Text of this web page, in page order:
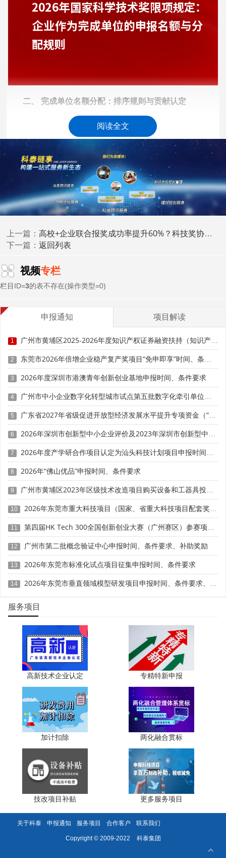
二、 完成单位名额分配：排序规则与贡献认定
政策内核：国家科学技术进步奖一等奖单项授奖组织不
超过10个，二等奖不超过7个，特等奖不超过30个。企业作
为完成单位申报时，需严格遵循"贡献大小排序"原则，确保
排名与实质贡献匹配。
专家评审焦点：
• 贡献认定标准：完成单位需在项目技术方案设计、关
键技术攻关、成果转化应用、产业化推广等环节提供实质性
技术、设备或人员支撑，单纯提供资金、场地或行政协调的
单位不得列为主要完成单位。
• 排序逻辑审查：专家将重点核查完成单位排序是否与
知识产权归属、技术合同签署、成果转化收益分配等客观证
据一致，"挂名排序""人情排序"将被降权处理。
• 跨单位协同验证：联合体申报需提供清晰的权利义务
划分协议、知识产权归属约定及成果转化收益分配方案，避
合规策略：
• 建立"贡献—排序—证据"映射台账，在申报书中逐项
说明各完成单位的具体贡献，并附具技术合同、专利证书、
验收报告等佐证材料。
• 对集团内部多主体参与项目，明确牵头单位与配合单
位的角色边界，避免"内部竞争、外部失分"。
• 提前与联合申报单位沟通排序规则，签署书面确认文
件，减少申报后期争议风险。
三、 提名限额管理：企业如何争取省级推荐名额?
政策内核：国家科学技术奖实行限额提名制度，提名单
位、提名专家资格条件和限额要求由科技部制定。广东省科
技厅作为省级提名单位，将在本地区、本行业范围内择优推
荐。
省级推荐规则(以广东省为例)：
权的科技行政部门、省实验室及具备资格的社会组织可不限
• 专家提名：在粤工作的两院院士、本省获国家科学技
术奖项目前三完成人之一、省突出贡献奖获得者等可联合提
名，3位不同单位专家可联合提名1项，每位专家每年仅能参
与1次提名。
• 公示前置：提名项目须在本单位或本地区范围内公示
不少于7日，无异议或异议妥善处理后，方可提交省级推
荐。
企业应对策略：
• 前置沟通：提前与属地科技主管部门对接，了解年度
推荐重点方向(如新质生产力、关键核心技术攻关、绿色低碳
等)，提升项目匹配度。
新实绩"主线编制提名书，突出成果对产业链升级、区域发
阅读全文
上一篇：高校+企业联合报奖成功率提升60%？科技奖协同申报的权责分配与材料要点
下一篇：返回列表
视频专栏
栏目ID=3的表不存在(操作类型=0)
申报通知 项目解读
1 广州市黄埔区2025-2026年度知识产权证券融资扶持（知识产权高质量发展30条）等5个政策兑现事项申报时间、条件要求、资助奖励
2 东莞市2026年倍增企业稳产复产奖项目“免申即享”时间、条件要求、资助奖励
3 2026年度深圳市港澳青年创新创业基地申报时间、条件要求
4 广州市中小企业数字化转型城市试点第五批数字化牵引单位补充遴选申报时间、条件要求、扶持奖励
5 广东省2027年省级促进开放型经济发展水平提升专项资金（“粤贸全国”事项）支持外贸企业参加国内重点展会项目申报时间、条件要求、补助奖励
6 2026年深圳市创新型中小企业评价及2023年深圳市创新型中小企业复核申报时间、条件要求、扶持奖励
7 2026年度产学研合作项目认定为汕头科技计划项目申报时间、条件要求
8 2026年“佛山优品”申报时间、条件要求
9 广州市黄埔区2023年区级技术改造项目购买设备和工器具投资奖励（第四批）申报时间、条件要求、补助标准
10 2026年东莞市重大科技项目（国家、省重大科技项目配套奖励）入库备案申报时间、条件要求
11 第四届HK Tech 300全国创新创业大赛（广州赛区）参赛项目征集时间、条件要求、扶持奖励
12 广州市第二批概念验证中心申报时间、条件要求、补助奖励
13 2026年东莞市标准化试点项目征集申报时间、条件要求
14 2026年东莞市垂直领域模型研发项目申报时间、条件要求、资助奖励
服务项目
高新技术企业认定 专精特新申报
加计扣除 两化融合贯标
技改项目补贴 更多服务项目
关于科泰 申报通知 服务项目 合作客户 联系我们
Copyright © 2009-2022 科泰集团